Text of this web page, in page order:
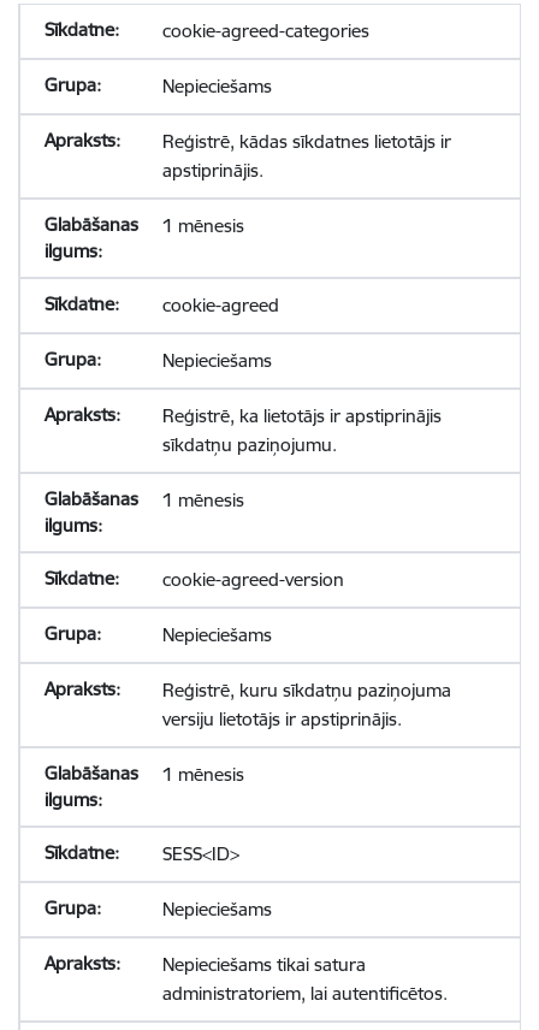
cookie-agreed-categories
Nepieciešams
Reģistrē, kādas sīkdatnes lietotājs ir
apstiprinājis.
1 mēnesis
cookie-agreed
Nepieciešams
Reģistrē, ka lietotājs ir apstiprinājis
sīkdatņu paziņojumu.
1 mēnesis
cookie-agreed-version
Nepieciešams
Reģistrē, kuru sīkdatņu paziņojuma
versiju lietotājs ir apstiprinājis.
1 mēnesis
SESS<ID>
Nepieciešams
Nepieciešams tikai satura
administratoriem, lai autentificētos.